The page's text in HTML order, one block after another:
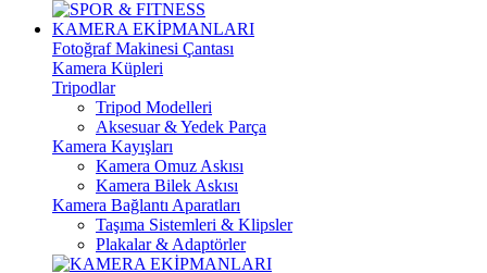
KAMERA EKİPMANLARI
Fotoğraf Makinesi Çantası
Kamera Küpleri
Tripodlar
Tripod Modelleri
Aksesuar & Yedek Parça
Kamera Kayışları
Kamera Omuz Askısı
Kamera Bilek Askısı
Kamera Bağlantı Aparatları
Taşıma Sistemleri & Klipsler
Plakalar & Adaptörler